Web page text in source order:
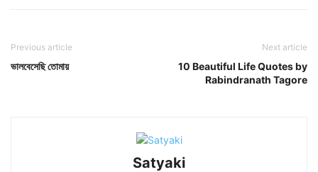
Previous article
ভালবেসেছি তোমায়
Next article
10 Beautiful Life Quotes by
Rabindranath Tagore
Satyaki